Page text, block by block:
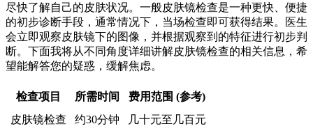
尽快了解自己的皮肤状况。一般皮肤镜检查是一种更快、便捷
的初步诊断手段，通常情况下，当场检查即可获得结果。医生
会立即观察皮肤镜下的图像，并根据观察到的特征进行初步判
断。下面我将从不同角度详细讲解皮肤镜检查的相关信息，希
望能解答您的疑惑，缓解焦虑。
检查项目 所需时间
费用范围 (参考)
皮肤镜检查
约30分钟 几十元至几百元